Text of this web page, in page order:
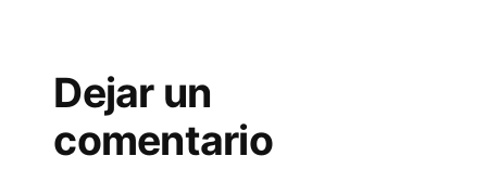
Dejar un
comentario